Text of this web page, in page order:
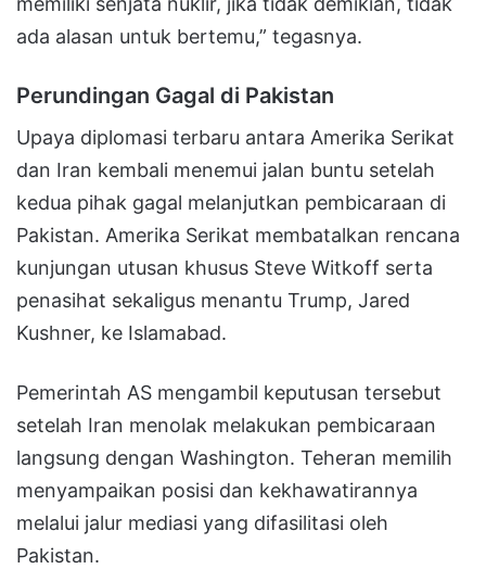
ada alasan untuk bertemu,” tegasnya.
Perundingan Gagal di Pakistan
Upaya diplomasi terbaru antara Amerika Serikat
dan Iran kembali menemui jalan buntu setelah
kedua pihak gagal melanjutkan pembicaraan di
Pakistan. Amerika Serikat membatalkan rencana
kunjungan utusan khusus Steve Witkoff serta
penasihat sekaligus menantu Trump, Jared
Kushner, ke Islamabad.
Pemerintah AS mengambil keputusan tersebut
setelah Iran menolak melakukan pembicaraan
langsung dengan Washington. Teheran memilih
menyampaikan posisi dan kekhawatirannya
melalui jalur mediasi yang difasilitasi oleh
Pakistan.